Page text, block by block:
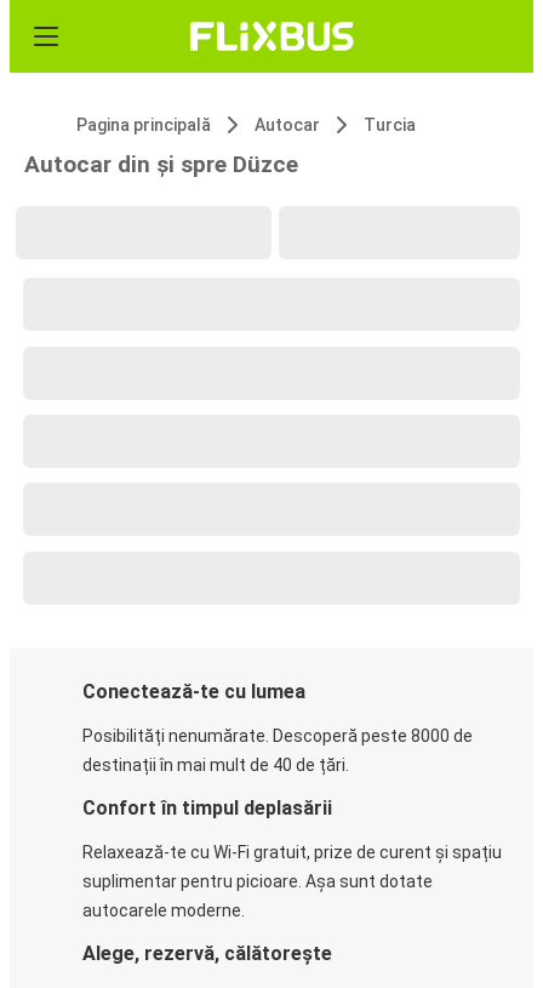
Pagina principală Autocar Turcia
Autocar din și spre Düzce
Conectează-te cu lumea
Posibilități nenumărate. Descoperă peste 8000 de
destinații în mai mult de 40 de țări.
Confort în timpul deplasării
Relaxează-te cu Wi-Fi gratuit, prize de curent și spațiu
suplimentar pentru picioare. Așa sunt dotate
autocarele moderne.
Alege, rezervă, călătorește